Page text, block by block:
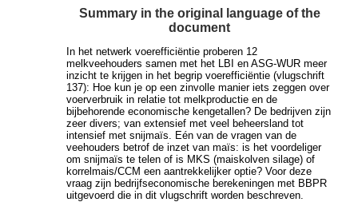
Summary in the original language of the
document
In het netwerk voerefficiëntie proberen 12
melkveehouders samen met het LBI en ASG-WUR meer
inzicht te krijgen in het begrip voerefficiëntie (vlugschrift
137): Hoe kun je op een zinvolle manier iets zeggen over
voerverbruik in relatie tot melkproductie en de
bijbehorende economische kengetallen? De bedrijven zijn
zeer divers; van extensief met veel beheersland tot
intensief met snijmaïs. Eén van de vragen van de
veehouders betrof de inzet van maïs: is het voordeliger
om snijmaïs te telen of is MKS (maiskolven silage) of
korrelmais/CCM een aantrekkelijker optie? Voor deze
vraag zijn bedrijfseconomische berekeningen met BBPR
uitgevoerd die in dit vlugschrift worden beschreven.